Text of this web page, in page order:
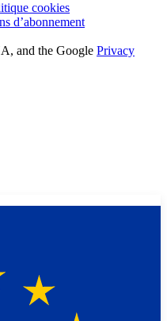
cookies
d’abonnement
and the Google Privacy